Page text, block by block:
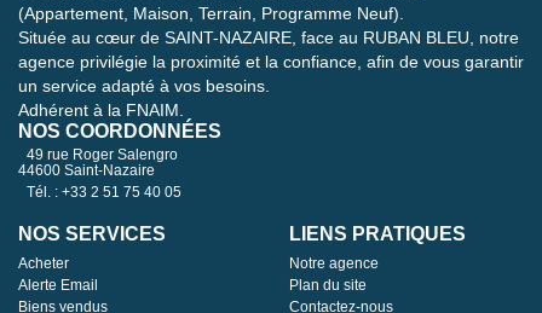
(Appartement, Maison, Terrain, Programme Neuf).
Située au cœur de SAINT-NAZAIRE, face au RUBAN BLEU, notre
agence privilégie la proximité et la confiance, afin de vous garantir
un service adapté à vos besoins.
Adhérent à la FNAIM.
NOS COORDONNÉES
49 rue Roger Salengro
44600 Saint-Nazaire
Tél. : +33 2 51 75 40 05
NOS SERVICES
Acheter
Alerte Email
Biens vendus
LIENS PRATIQUES
Notre agence
Plan du site
Contactez-nous